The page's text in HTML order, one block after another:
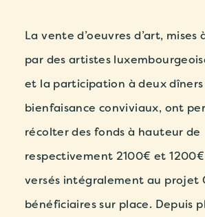
La vente d’oeuvres d’art, mises
par des artistes
et la participation à deux dîners
bienfaisance conviviaux, ont
récolter des fonds à hauteur de
respectivement 2100€ et
versés intégralement au projet
bénéficiaires sur place. Depuis